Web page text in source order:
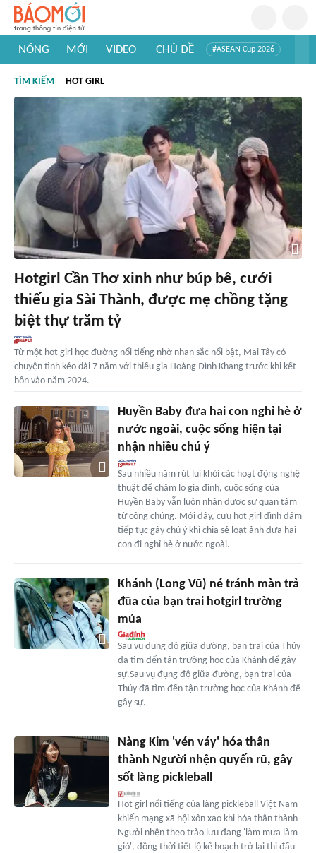
NÓNG MỚI VIDEO CHỦ ĐỀ #ASEAN Cup 2026
#Khám phá thế giới
TÌM KIẾM HOT GIRL
Hotgirl Cần Thơ xinh như búp bê, cưới
thiếu gia Sài Thành, được mẹ chồng tặng
biệt thự trăm tỷ
Từ một hot girl học đường nổi tiếng nhờ nhan sắc nổi bật, Mai Tây có
chuyện tình kéo dài 7 năm với thiếu gia Hoàng Đình Khang trước khi kết
hôn vào năm 2024.
Huyền Baby đưa hai con nghỉ hè ở
nước ngoài, cuộc sống hiện tại
nhận nhiều chú ý
Sau nhiều năm rút lui khỏi các hoạt động nghệ
thuật để chăm lo gia đình, cuộc sống của
Huyền Baby vẫn luôn nhận được sự quan tâm
từ công chúng. Mới đây, cựu hot girl đình đám
tiếp tục gây chú ý khi chia sẻ loạt ảnh đưa hai
con đi nghỉ hè ở nước ngoài.
Khánh (Long Vũ) né tránh màn trả
đũa của bạn trai hotgirl trường
múa
Sau vụ đụng độ giữa đường, bạn trai của Thúy
đã tìm đến tận trường học của Khánh để gây
sự.Sau vụ đụng độ giữa đường, bạn trai của
Thúy đã tìm đến tận trường học của Khánh để
gây sự.
Nàng Kim 'vén váy' hóa thân
thành Người nhện quyến rũ, gây
sốt làng pickleball
Hot girl nổi tiếng của làng pickleball Việt Nam
khiến mạng xã hội xôn xao khi hóa thân thành
Người nhện theo trào lưu đang 'làm mưa làm
gió', đồng thời tiết lộ kế hoạch trở lại thi đấu